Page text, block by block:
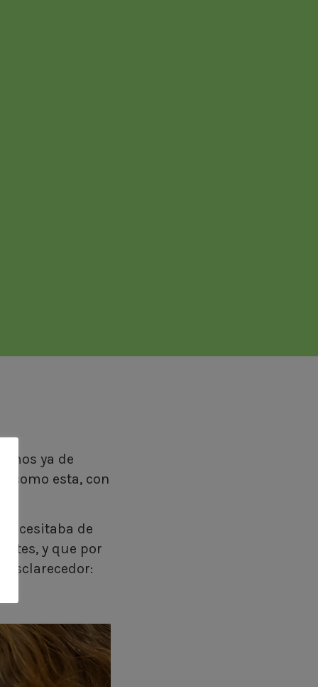
ya de
como esta, con
de
y que por
esclarecedor: